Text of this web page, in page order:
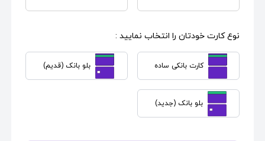
نوع کارت خودتان را انتخاب نمایید :
کارت بانکی ساده بلو بانک (قدیم)
بلو بانک (جدید)